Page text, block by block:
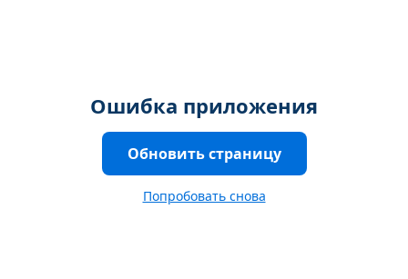
Ошибка приложения
Обновить страницу
Попробовать снова